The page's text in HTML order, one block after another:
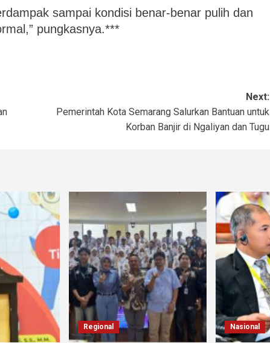
sampai kondisi benar-benar pulih dan
pungkasnya.***
Next:
Pemerintah Kota Semarang Salurkan Bantuan untuk
Korban Banjir di Ngaliyan dan Tugu
Regional Nasional